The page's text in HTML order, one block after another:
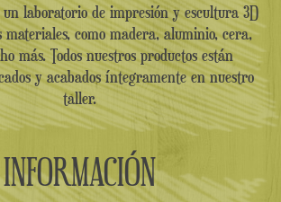
laboratorio de impresión y escultura 3D
materiales, como madera, aluminio, cera,
más. Todos nuestros productos están
y acabados íntegramente en nuestro
taller.
INFORMACIÓN